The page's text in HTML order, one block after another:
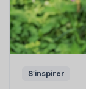
S'inspirer